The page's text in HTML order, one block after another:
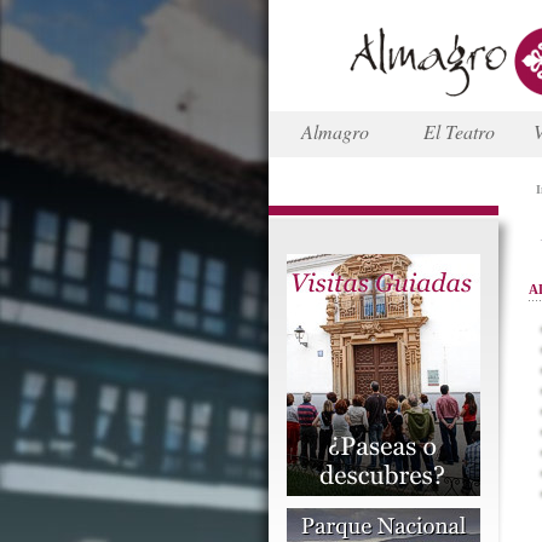
Almagro El Teatro